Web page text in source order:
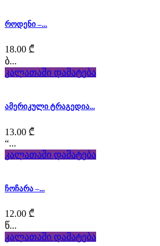
typically
the
the
watchmaking
heart
and
soul
stands
out
როდენი –...
18.00 ₾
ბ...
კალათაში დამატება
ამერიკული ტრაგედია...
13.00 ₾
“...
კალათაში დამატება
ჩოჩარა –...
12.00 ₾
წ...
კალათაში დამატება